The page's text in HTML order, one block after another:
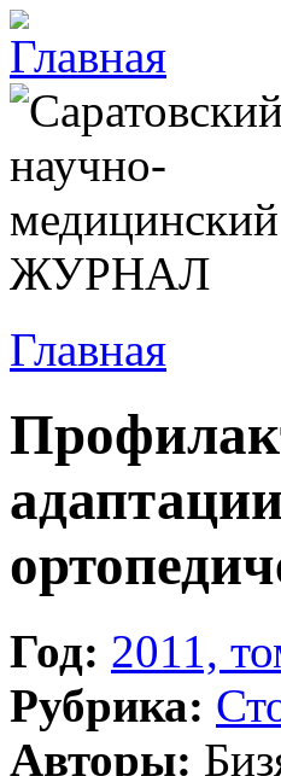
Главная
Год: 2011,
Рубрика:
Авторы: